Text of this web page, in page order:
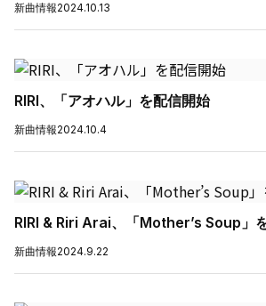
新曲情報2024.10.13
RIRI、「アオハル」を配信開始
新曲情報2024.10.4
RIRI & Riri Arai、「Mother’s Soup」
新曲情報2024.9.22